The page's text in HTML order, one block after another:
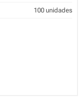
100 unidades